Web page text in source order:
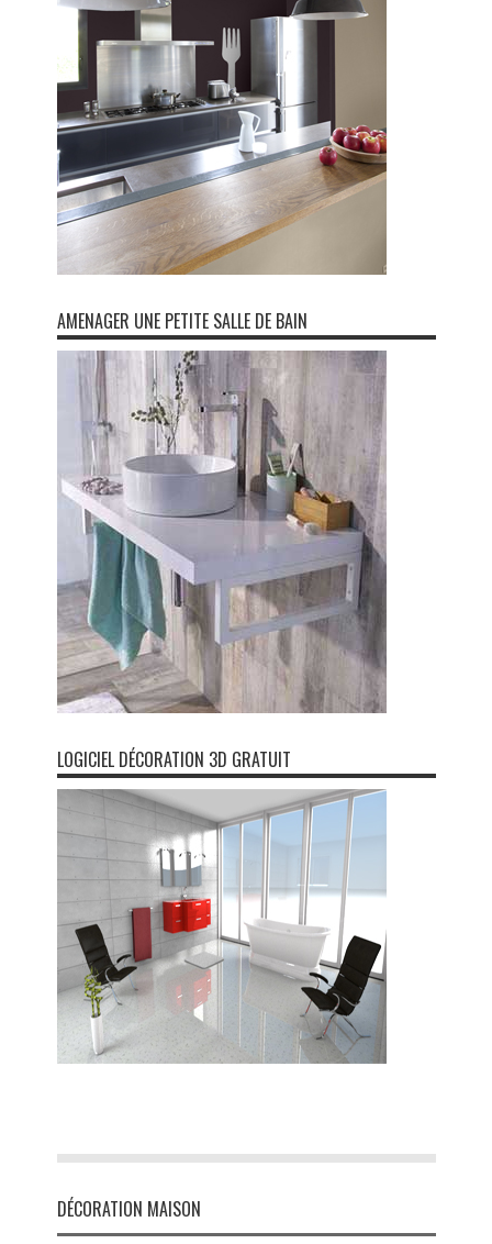
AMENAGER UNE PETITE SALLE DE BAIN
LOGICIEL DÉCORATION 3D GRATUIT
DÉCORATION MAISON